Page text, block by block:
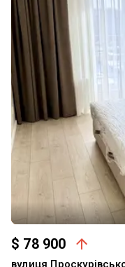
$ 78 900
вулиця